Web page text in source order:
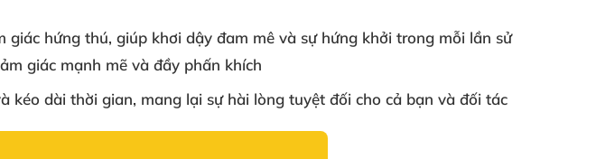
giác hứng thú, giúp khơi dậy đam mê và sự hứng khởi trong mỗi lần sử
giác mạnh mẽ và đầy phấn khích
kéo dài thời gian, mang lại sự hài lòng tuyệt đối cho cả bạn và đối tác